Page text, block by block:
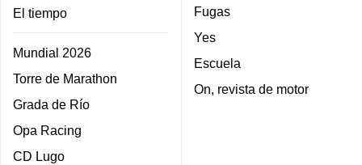
El tiempo
Mundial 2026
Torre de Marathon
Grada de Río
Opa Racing
CD Lugo
Fugas
Yes
Escuela
On, revista de motor